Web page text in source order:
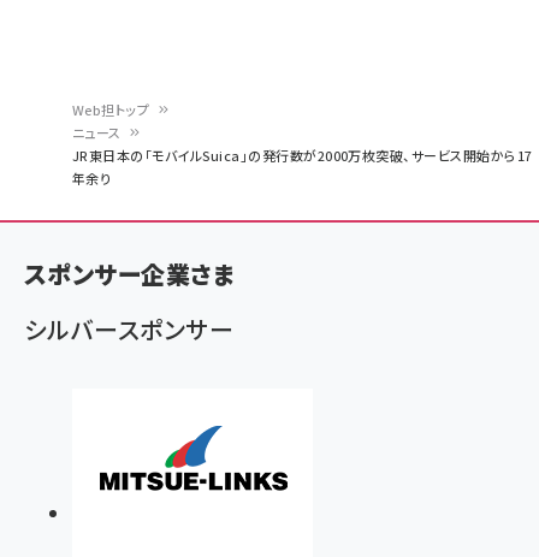
く
ず
Web担トップ
ニュース
JR東日本の「モバイルSuica」の発行数が2000万枚突破、サービス開始から17
年余り
スポンサー企業さま
シルバースポンサー